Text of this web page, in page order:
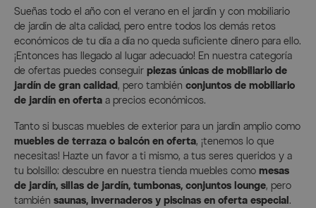
Sueñas todo el año con el verano en el jardín y con mobiliario
de jardín de alta calidad, pero entre todos los demás retos
económicos de tu día a día no queda suficiente dinero para ello.
¡Entonces has llegado al lugar adecuado! En nuestra categoría
de ofertas puedes conseguir piezas únicas de mobiliario de
jardín de gran calidad, pero también conjuntos de mobiliario
de jardín en oferta a precios económicos.
Tanto si buscas muebles de exterior para un jardín amplio como
muebles de terraza o balcón en oferta, ¡tenemos lo que
necesitas! Hazte un favor a ti mismo, a tus seres queridos y a
tu bolsillo: descubre en nuestra tienda muebles como mesas
de jardín, sillas de jardín, tumbonas, conjuntos lounge, pero
también saunas, invernaderos y piscinas en oferta especial .